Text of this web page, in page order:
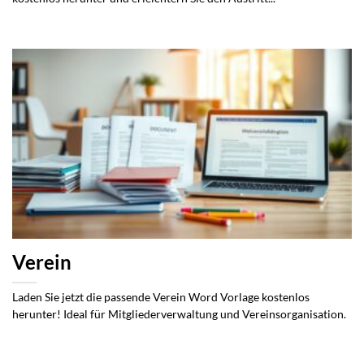
Verein
Laden Sie jetzt die passende Verein Word Vorlage kostenlos
herunter! Ideal für Mitgliederverwaltung und Vereinsorganisation.